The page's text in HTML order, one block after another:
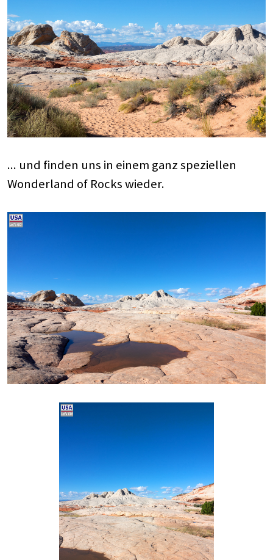
... und finden uns in einem ganz speziellen
Wonderland of Rocks wieder.